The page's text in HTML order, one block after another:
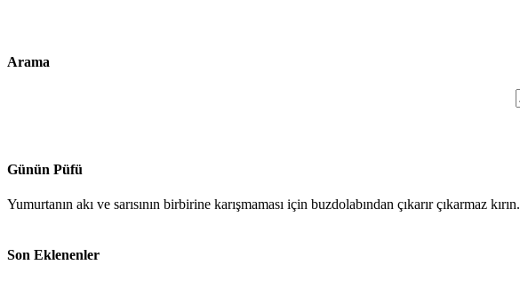
Arama
Günün Püfü
Yumurtanın akı ve sarısının birbirine karışmaması için buzdolabından çıkarır çıkarmaz kırın.
Son Eklenenler